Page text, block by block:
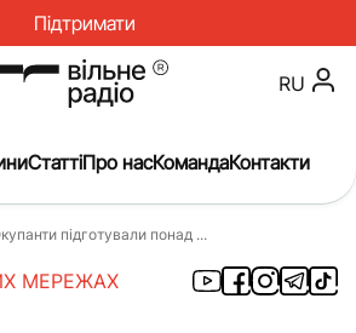
Підтримати
Новини
Окупація
RU
СтаттіПро насКомандаКонтакти
підготували понад ...
МЕРЕЖАХ